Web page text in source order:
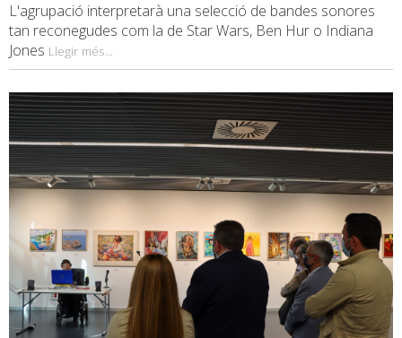
L'agrupació interpretarà una selecció de bandes sonores
tan reconegudes com la de Star Wars, Ben Hur o Indiana
Jones Llegir més...